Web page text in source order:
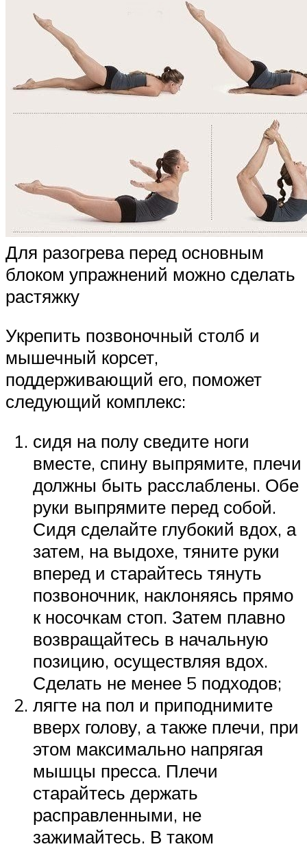
Для разогрева перед основным
блоком упражнений можно сделать
растяжку
Укрепить позвоночный столб и
мышечный корсет,
поддерживающий его, поможет
следующий комплекс:
сидя на полу сведите ноги
вместе, спину выпрямите, плечи
должны быть расслаблены. Обе
руки выпрямите перед собой.
Сидя сделайте глубокий вдох, а
затем, на выдохе, тяните руки
вперед и старайтесь тянуть
позвоночник, наклоняясь прямо
к носочкам стоп. Затем плавно
возвращайтесь в начальную
позицию, осуществляя вдох.
Сделать не менее 5 подходов;
лягте на пол и приподнимите
вверх голову, а также плечи, при
этом максимально напрягая
мышцы пресса. Плечи
старайтесь держать
расправленными, не
зажимайтесь. В таком